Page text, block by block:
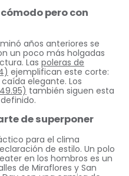
pero con
años anteriores se
un poco más holgadas
Las poleras de
ejemplifican este corte:
elegante. Los
también siguen esta
de superponer
para el clima
de estilo. Un polo
en los hombros es un
de Miraflores y San